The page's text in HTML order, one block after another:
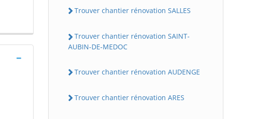
Trouver chantier rénovation SALLES
Trouver chantier rénovation SAINT-
AUBIN-DE-MEDOC
Trouver chantier rénovation AUDENGE
Trouver chantier rénovation ARES